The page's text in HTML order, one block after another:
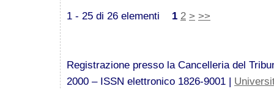
1 - 25 di 26 elementi 1 2 > >>
Registrazione presso la Cancelleria del
2000 – ISSN elettronico 1826-9001 |